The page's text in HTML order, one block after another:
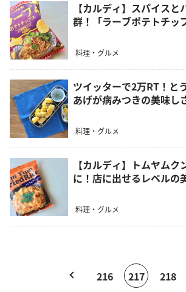
【カルディ】スパイス
群！「ラーブポテトチ
料理・グルメ
ツイッターで2万RT！と
あげが病みつきの美味し
料理・グルメ
【カルディ】トムヤムク
に！店に出せるレベル
料理・グルメ
216 217 218